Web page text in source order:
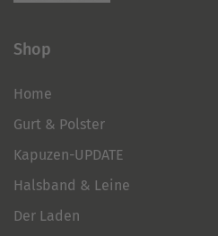
Shop
Home
Gurt & Polster
Kapuzen-UPDATE
Halsband & Leine
Der Laden